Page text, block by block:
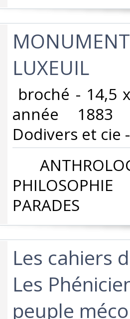
LUXEUIL ‎
broché - 14,5
année 1883
Dodivers et cie
PHILOSOPHIE
PARADES‎
‎Les cahiers
Les
peuple